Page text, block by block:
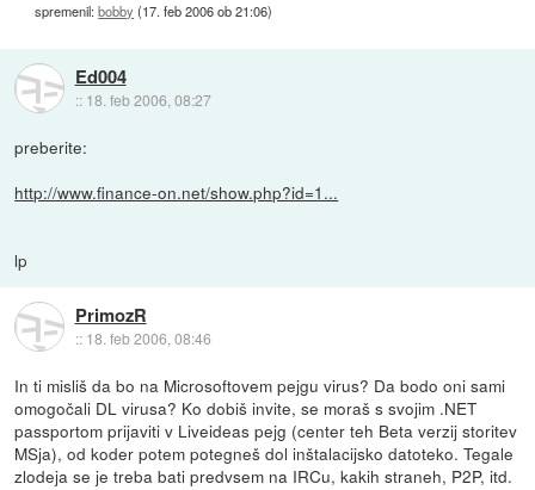
spremenil:bobby (17. feb 2006 ob 21:06)
Ed004
:: 18. feb 2006, 08:27
preberite:
http://www.finance-on.net/show.php?id=1...
lp
PrimozR
:: 18. feb 2006, 08:46
In ti misliš da bo na Microsoftovem pejgu virus? Da bodo oni sami
omogočali DL virusa? Ko dobiš invite, se moraš s svojim .NET
passportom prijaviti v Liveideas pejg (center teh Beta verzij storitev
MSja), od koder potem potegneš dol inštalacijsko datoteko. Tegale
zlodeja se je treba bati predvsem na IRCu, kakih straneh, P2P, itd.